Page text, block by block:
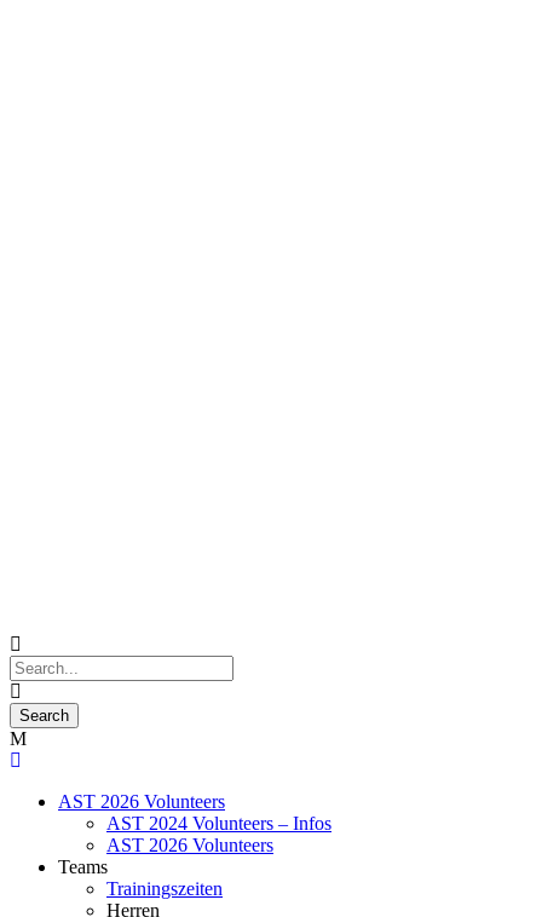
AST 2026 Volunteers
AST 2024 Volunteers – Infos
AST 2026 Volunteers
Teams
Trainingszeiten
Herren